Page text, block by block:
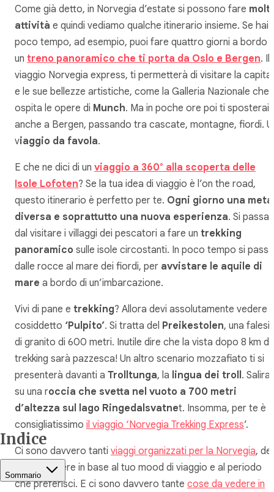
Come già detto, in Norvegia d’estate si possono fare
attività e quindi vediamo qualche itinerario insieme. Se hai
poco tempo, ad esempio, puoi fare quattro giorni a bordo
un treno panoramico che ti porta da Oslo e Bergen. Il
viaggio Norvegia express, ti permetterà di visitare la
e le sue bellezze artistiche, come la Galleria Nazionale che
ospita le opere di Munch. Ma in poche ore poi ti sposterai
anche a Bergen, passando tra cascate, montagne, fiordi.
viaggio da favola.
E che ne dici di un viaggio a 360° alla scoperta delle
Isole Lofoten? Se la tua idea di viaggio è l’on the road,
questo itinerario è perfetto per te. Ogni giorno una meta
diversa e soprattutto una nuova esperienza. Si passa
dal visitare i villaggi dei pescatori a fare un trekking
panoramico sulle isole circostanti. In poco tempo si passa
dalle rocce al mare dei fiordi, per avvistare le aquile di
mare a bordo di un’imbarcazione.
Vivi di pane e trekking? Allora devi assolutamente vedere il
cosiddetto ‘Pulpito’. Si tratta del Preikestolen, una
di granito di 600 metri. Inutile dire che la vista dopo 8 km di
trekking sarà pazzesca! Un altro scenario mozzafiato ti si
presenterà davanti a Trolltunga, la lingua dei troll . Salirai
su una roccia che svetta nel vuoto a 700 metri
d’altezza sul lago Ringedalsvatnet. Insomma, per te è
consigliatissimo il viaggio ‘Norvegia Trekking Express’.
Ci sono davvero tanti viaggi organizzati per la Norvegia,
solo scegliere in base al tuo mood di viaggio e al periodo
che preferisci. E ci sono davvero tante cose da vedere in
Indice
Sommario